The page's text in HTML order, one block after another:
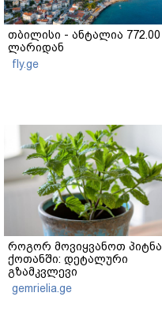
თბილისი - ანტალია 772.00
ლარიდან
fly.ge
როგორ მოვიყვანოთ პიტნა
ქოთანში: დეტალური
გზამკვლევი
gemrielia.ge